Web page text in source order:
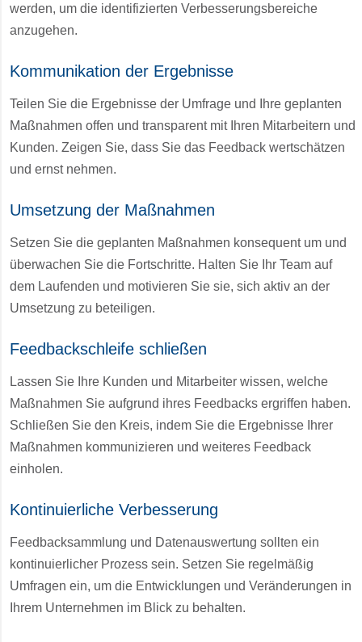
werden, um die identifizierten Verbesserungsbereiche
anzugehen.
Kommunikation der Ergebnisse
Teilen Sie die Ergebnisse der Umfrage und Ihre geplanten
Maßnahmen offen und transparent mit Ihren Mitarbeitern und
Kunden. Zeigen Sie, dass Sie das Feedback wertschätzen
und ernst nehmen.
Umsetzung der Maßnahmen
Setzen Sie die geplanten Maßnahmen konsequent um und
überwachen Sie die Fortschritte. Halten Sie Ihr Team auf
dem Laufenden und motivieren Sie sie, sich aktiv an der
Umsetzung zu beteiligen.
Feedbackschleife schließen
Lassen Sie Ihre Kunden und Mitarbeiter wissen, welche
Maßnahmen Sie aufgrund ihres Feedbacks ergriffen haben.
Schließen Sie den Kreis, indem Sie die Ergebnisse Ihrer
Maßnahmen kommunizieren und weiteres Feedback
einholen.
Kontinuierliche Verbesserung
Feedbacksammlung und Datenauswertung sollten ein
kontinuierlicher Prozess sein. Setzen Sie regelmäßig
Umfragen ein, um die Entwicklungen und Veränderungen in
Ihrem Unternehmen im Blick zu behalten.